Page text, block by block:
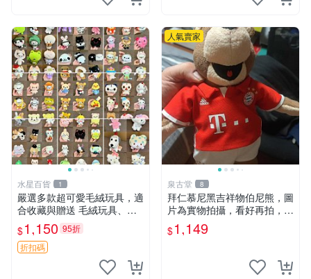
水星百貨 1
嚴選多款超可愛毛絨玩具，適
合收藏與贈送 毛絨玩具、抱
枕、公仔
$1,150 95折
折扣碼
人氣賣家
泉古堂 8
拜仁慕尼黑吉祥物伯尼熊，圖
片為實物拍攝，看好再拍，不
退不換-187978
$1,149